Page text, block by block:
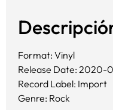
Format: Vinyl
Release Date: 2020-
Record Label: Import
Genre: Rock